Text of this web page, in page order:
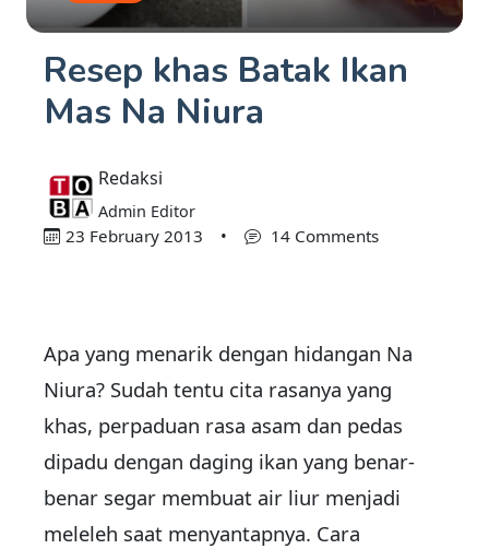
Resep khas Batak Ikan
Mas Na Niura
Redaksi
Admin Editor
23 February 2013 • 14 Comments
Apa yang menarik dengan hidangan Na
Niura? Sudah tentu cita rasanya yang
khas, perpaduan rasa asam dan pedas
dipadu dengan daging ikan yang benar-
benar segar membuat air liur menjadi
meleleh saat menyantapnya. Cara